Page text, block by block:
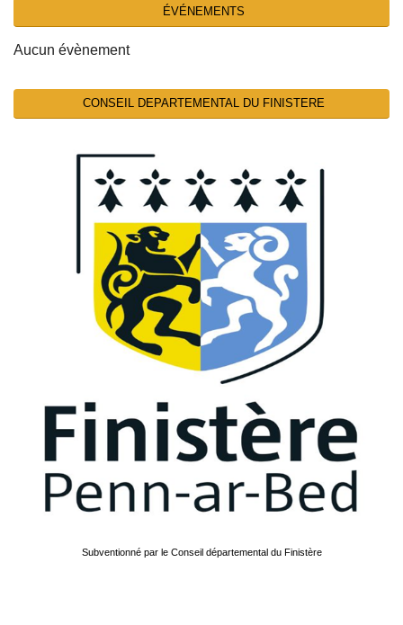
ÉVÉNEMENTS
Aucun évènement
CONSEIL DEPARTEMENTAL DU FINISTERE
Subventionné par le Conseil départemental du Finistère